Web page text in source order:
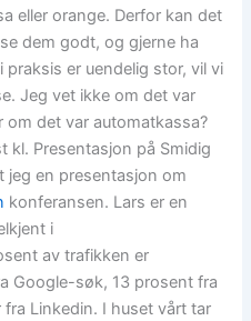
eller orange. Derfor kan det
dem godt, og gjerne ha
er uendelig stor, vil vi
Jeg vet ikke om det var
det var automatkassa?
kl. Presentasjon på Smidig
jeg en presentasjon om
konferansen. Lars er en
i
av trafikken er
Google-søk, 13 prosent fra
Linkedin. I huset vårt tar